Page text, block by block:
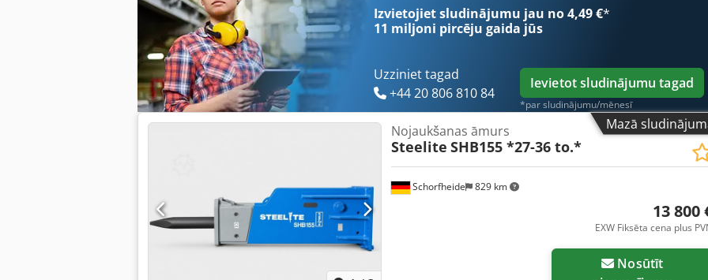
Izvietojiet sludinājumu jau no 4,49 €*
11 miljoni pircēju gaida jūs
Uzziniet tagad
+44 20 806 810 84
Ievietot sludinājumu tagad
*par sludinājumu/mēnesī
Mazā
Schorfheide 829 km
Nojaukšanas āmurs
Steelite SHB155 *27-36 to.*
13 800
EXW Fiksēta cena plus